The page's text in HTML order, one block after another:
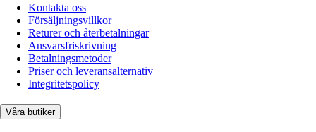
Kontakta oss
Försäljningsvillkor
Returer och återbetalningar
Ansvarsfriskrivning
Betalningsmetoder
Priser och leveransalternativ
Integritetspolicy
Våra butiker